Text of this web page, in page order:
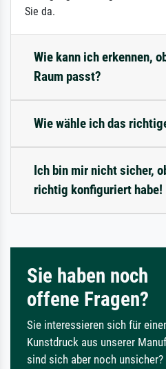
Sie da.
Wie kann ich erkennen,
Raum passt?
Wie wähle ich das
Ich bin mir nicht sicher,
richtig konfiguriert habe!
Sie haben noch
offene Fragen?
Sie interessieren sich für
Kunstdruck aus unserer
sind sich aber noch